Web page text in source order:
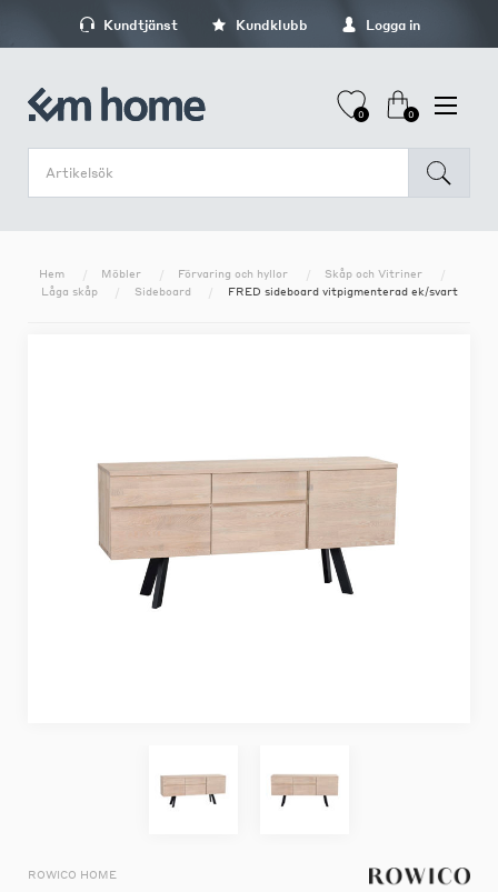
Kundtjänst Kundklubb Logga in
0 0
Hem Möbler Förvaring och hyllor
Skåp och Vitriner
Låga skåp
Sideboard FRED sideboard vitpigmenterad ek/svart
ROWICO HOME